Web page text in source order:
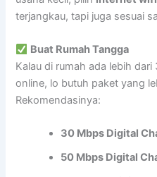
terjangkau, tapi juga sesuai
Buat Rumah Tangga
Kalau di rumah ada lebih
online, lo butuh paket yang
Rekomendasinya:
30 Mbps Digital
50 Mbps Digital